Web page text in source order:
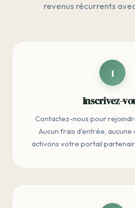
revenus récurrents
1
Inscrivez-
Contactez-nous pour
Aucun frais d'entrée, aucune
activons votre portail